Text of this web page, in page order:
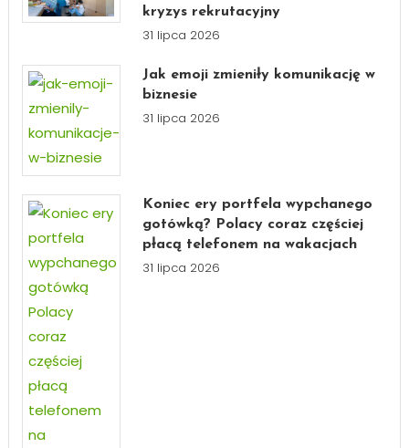
kryzys rekrutacyjny
31 lipca 2026
Jak emoji zmieniły komunikację w
biznesie
31 lipca 2026
Koniec ery portfela wypchanego
gotówką? Polacy coraz częściej
płacą telefonem na wakacjach
31 lipca 2026